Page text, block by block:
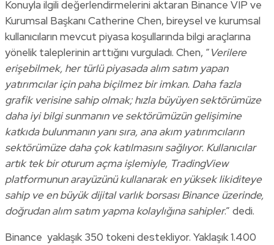
Konuyla ilgili değerlendirmelerini aktaran Binance VIP ve
Kurumsal Başkanı Catherine Chen, bireysel ve kurumsal
kullanıcıların mevcut piyasa koşullarında bilgi araçlarına
yönelik taleplerinin arttığını vurguladı. Chen, “Verilere
erişebilmek, her türlü piyasada alım satım yapan
yatırımcılar için paha biçilmez bir imkan. Daha fazla
grafik verisine sahip olmak; hızla büyüyen sektörümüze
daha iyi bilgi sunmanın ve sektörümüzün gelişimine
katkıda bulunmanın yanı sıra, ana akım yatırımcıların
sektörümüze daha çok katılmasını sağlıyor. Kullanıcılar
artık tek bir oturum açma işlemiyle, TradingView
platformunun arayüzünü kullanarak en yüksek likiditeye
sahip ve en büyük dijital varlık borsası Binance üzerinde,
doğrudan alım satım yapma kolaylığına sahipler.” dedi.
Binance yaklaşık 350 tokeni destekliyor. Yaklaşık 1.400